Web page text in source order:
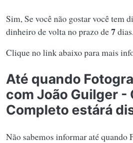
Sim, Se você não gostar você tem
dinheiro de volta no prazo de7dias.
Clique no link abaixo para mais
Até quando
com João Guilger -
Completo estárá
Não sabemos informar até quando